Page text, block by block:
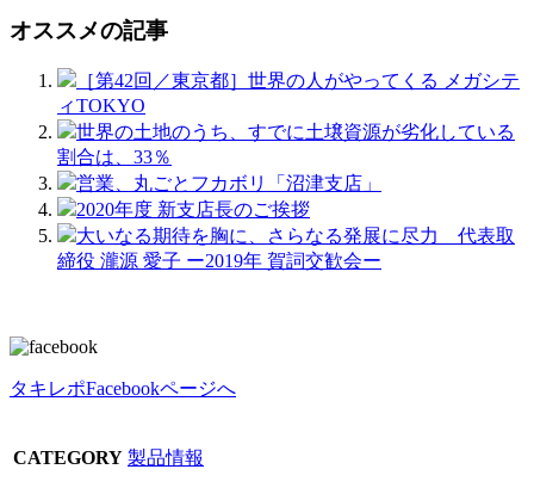
オススメの記事
［第42回／東京都］世界の人がやってくる メガシテ
ィTOKYO
世界の土地のうち、すでに土壌資源が劣化している
割合は、33％
営業、丸ごとフカボリ「沼津支店」
2020年度 新支店長のご挨拶
大いなる期待を胸に、さらなる発展に尽力 代表取
締役 瀧源 愛子 ー2019年 賀詞交歓会ー
タキレポFacebookページへ
CATEGORY 製品情報